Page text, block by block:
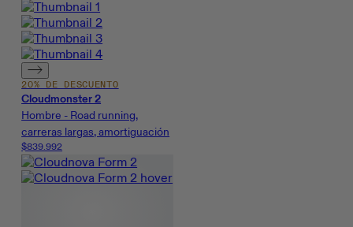
20% DE DESCUENTO
Cloudmonster 2
Hombre - Road running,
carreras largas, amortiguación
$839.992